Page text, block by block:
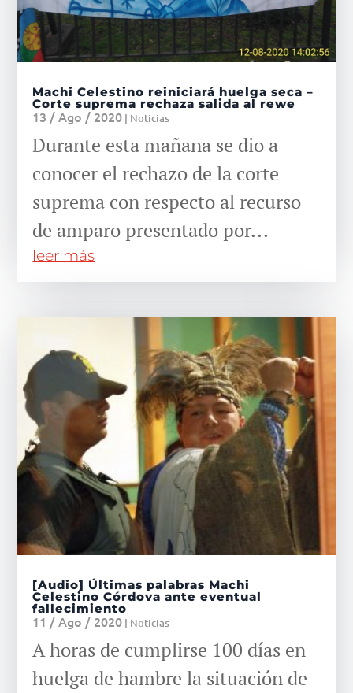
Machi Celestino reiniciará huelga seca –
Corte suprema rechaza salida al rewe
13 / Ago / 2020 | Noticias
Durante esta mañana se dio a
conocer el rechazo de la corte
suprema con respecto al recurso
de amparo presentado por...
leer más
[Audio] Últimas palabras Machi
Celestino Córdova ante eventual
fallecimiento
11 / Ago / 2020 | Noticias
A horas de cumplirse 100 días en
huelga de hambre la situación de